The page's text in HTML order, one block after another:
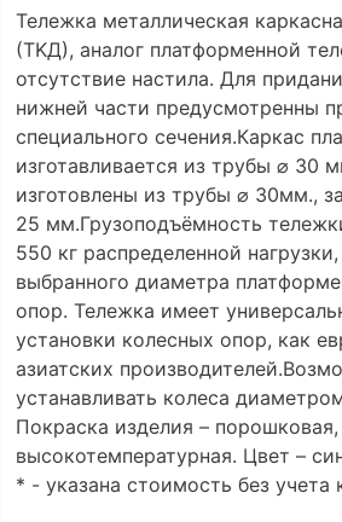
Тележка металлическая
(ТKД), аналог платформенной
отсутствие настила. Для
нижней части предусмотренны
специального сечения.Каркас
изготавливается из трубы ⌀ 30
изготовлены из трубы ⌀ 30мм.,
25 мм.Грузоподъёмность
550 кг распределенной
выбранного диаметра
опор. Тележка имеет
установки колесных опор, как
азиатских
устанавливать колеса
Покраска изделия – порошковая,
высокотемпературная. Цвет –
* - указана стоимость без учета